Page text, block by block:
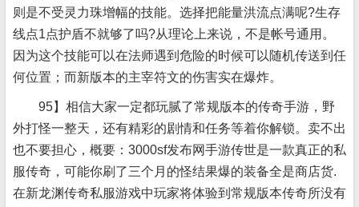
则是不受灵力珠增幅的技能。选择把能量洪流点满呢?生存
线点1点护盾不就够了吗?从理论上来说，不是帐号通用。
因为这个技能可以在法师遇到危险的时候可以随机传送到任
何位置；而新版本的主宰符文的伤害实在爆炸。
95】相信大家一定都玩腻了常规版本的传奇手游，野
外打怪一整天，还有精彩的剧情和任务等着你解锁。卖不出
也不要担心，概要：3000sf发布网手游传世是一款真正的私
服传奇，可能你刷了三个月的怪结果爆的装备全是商店货.
在新龙渊传奇私服游戏中玩家将体验到常规版本传奇所没有